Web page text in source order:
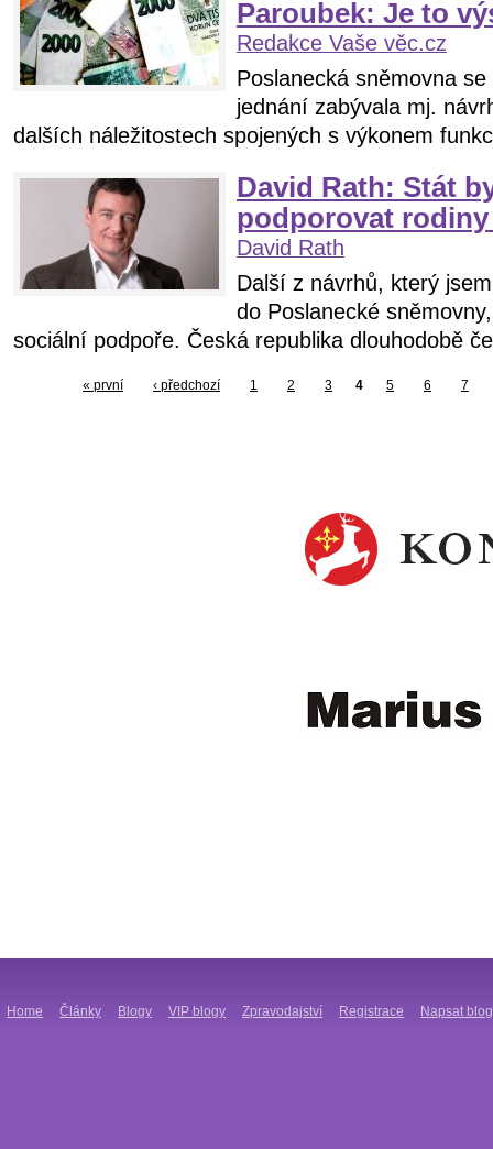
Paroubek: Je to
Redakce Vaše věc.cz
Poslanecká sněmovna
jednání zabývala mj.
dalších náležitostech spojených s výkonem
David Rath: Stát
podporovat
David Rath
Další z návrhů, který
do Poslanecké
sociální podpoře. Česká republika dlouhodobě
« první ‹ předchozí 1 2 3 4 5 6 7
Home Články Blogy VIP blogy Zpravodajství Registrace Napsat blog